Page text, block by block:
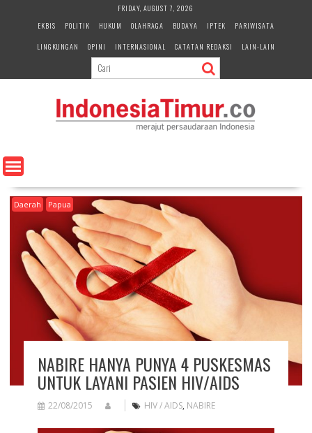
e
n
FRIDAY, AUGUST 7, 2026
EKBIS
POLITIK HUKUM OLAHRAGA BUDAYA IPTEK
PARIWISATA
LINGKUNGAN
OPINI INTERNASIONAL CATATAN REDAKSI LAIN-LAIN
Daerah Papua
NABIRE HANYA PUNYA 4 PUSKESMAS
UNTUK LAYANI PASIEN HIV/AIDS
22/08/2015 HIV / AIDS, NABIRE